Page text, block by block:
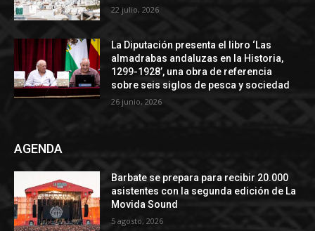
22 julio, 2026
La Diputación presenta el libro ‘Las
almadrabas andaluzas en la Historia,
1299-1928’, una obra de referencia
sobre seis siglos de pesca y sociedad
26 junio, 2026
AGENDA
Barbate se prepara para recibir 20.000
asistentes con la segunda edición de La
Movida Sound
5 agosto, 2026